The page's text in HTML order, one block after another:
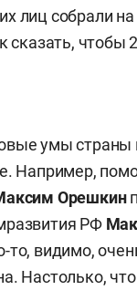
лиц собрали
сказать, чтобы
умы страны
Например,
Орешкин
РФ
то, видимо,
Настолько,